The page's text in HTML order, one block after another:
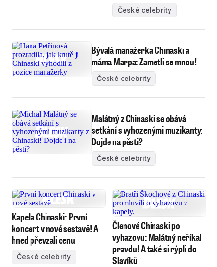
České celebrity
Bývalá manažerka Chinaski a
máma Marpa: Zametli se mnou!
České celebrity
Malátný z Chinaski se obává
setkání s vyhozenými muzikanty:
Dojde na pěsti?
České celebrity
Kapela Chinaski: První
koncert v nové sestavě! A
hned převzali cenu
České celebrity
Členové Chinaski po
vyhazovu: Malátný neříkal
pravdu! A také si rýpli do
Slavíků